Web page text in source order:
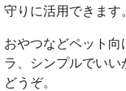
守りに活用できます
おやつなどペット向
ラ、シンプルでい
どうぞ。